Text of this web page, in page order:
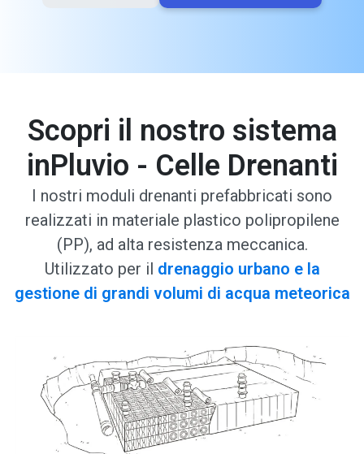
Scopri il nostro sistema
inPluvio - Celle Drenanti
I nostri moduli drenanti prefabbricati sono
realizzati in materiale plastico polipropilene
(PP), ad alta resistenza meccanica.
Utilizzato per il drenaggio urbano e la
gestione di grandi volumi di acqua meteorica